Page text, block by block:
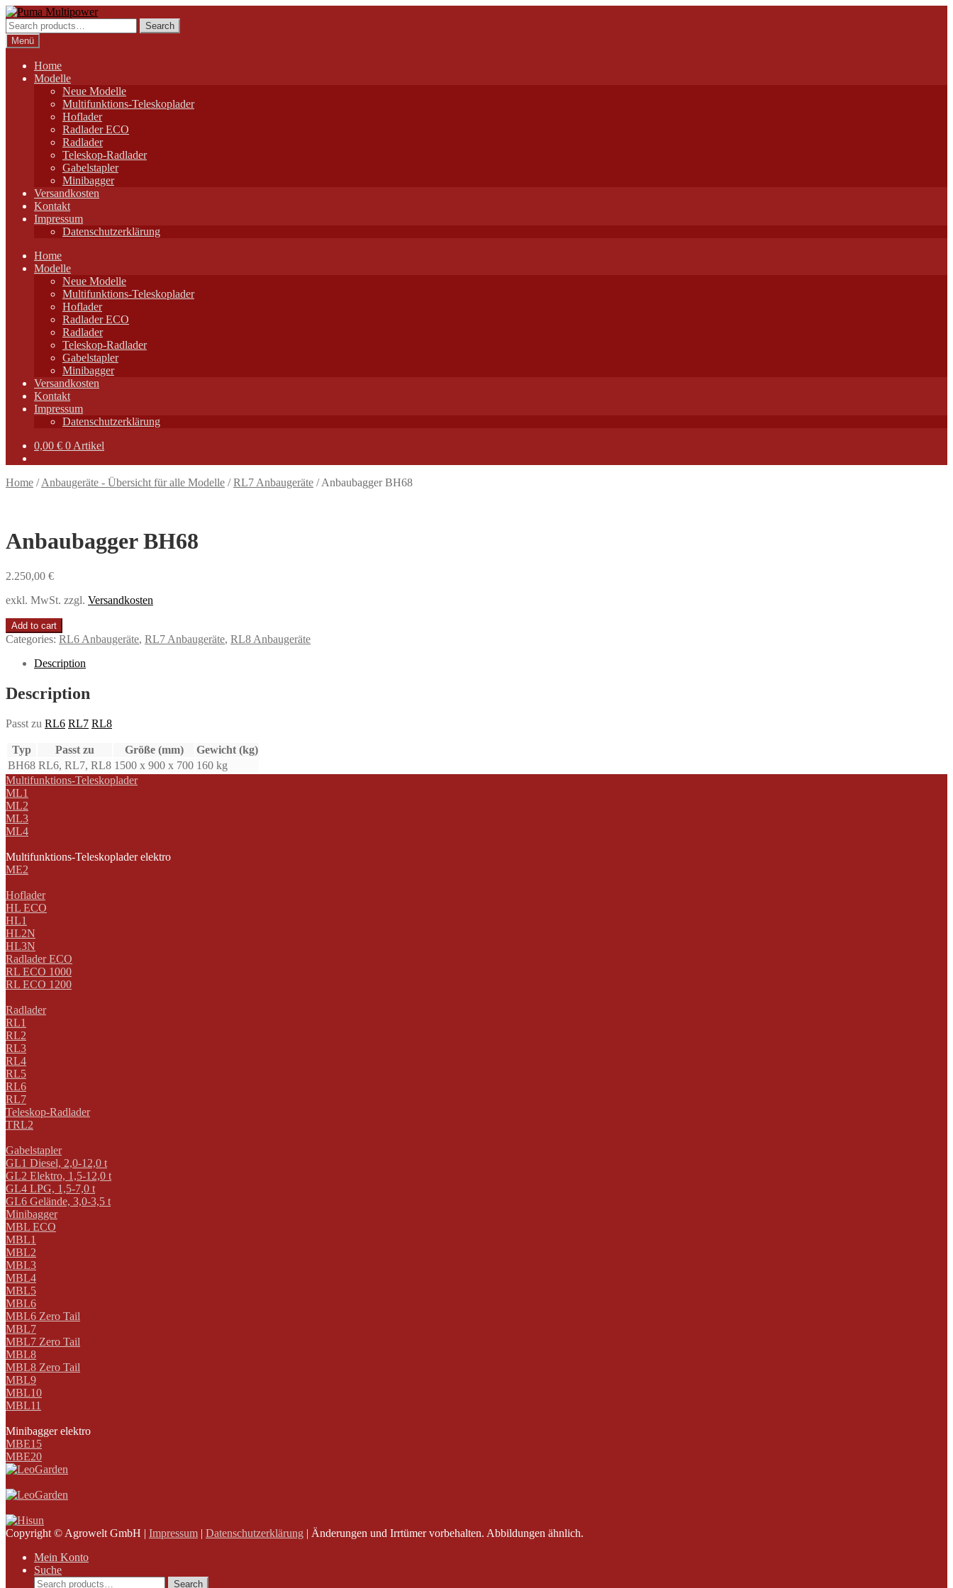
Zur
Navigation
springen
Zum
Inhalt
springen
Search
for:
Search
Menü
Home
Modelle
Neue Modelle
Multifunktions-Teleskoplader
Hoflader
Radlader ECO
Radlader
Teleskop-Radlader
Gabelstapler
Minibagger
Versandkosten
Kontakt
Impressum
Datenschutzerklärung
Home
Modelle
Neue Modelle
Multifunktions-Teleskoplader
Hoflader
Radlader ECO
Radlader
Teleskop-Radlader
Gabelstapler
Minibagger
Versandkosten
Kontakt
Impressum
Datenschutzerklärung
0,00 € 0 Artikel
Home /Anbaugeräte - Übersicht für alle Modelle /RL7 Anbaugeräte /Anbaubagger BH68
Anbaubagger BH68
2.250,00 €
exkl. MwSt. zzgl. Versandkosten
Add to cart
Categories: RL6 Anbaugeräte, RL7 Anbaugeräte, RL8 Anbaugeräte
Description
Description
Passt zu RL6 RL7 RL8
Typ Passt zu Größe (mm)
Gewicht (kg)
BH68 RL6, RL7, RL8 1500 x 900 x 700 160 kg
Multifunktions-Teleskoplader
ML1
ML2
ML3
ML4
Multifunktions-Teleskoplader elektro
ME2
Hoflader
HL ECO
HL1
HL2N
HL3N
Radlader ECO
RL ECO 1000
RL ECO 1200
Radlader
RL1
RL2
RL3
RL4
RL5
RL6
RL7
Teleskop-Radlader
TRL2
Gabelstapler
GL1 Diesel, 2,0-12,0 t
GL2 Elektro, 1,5-12,0 t
GL4 LPG, 1,5-7,0 t
GL6 Gelände, 3,0-3,5 t
Minibagger
MBL ECO
MBL1
MBL2
MBL3
MBL4
MBL5
MBL6
MBL6 Zero Tail
MBL7
MBL7 Zero Tail
MBL8
MBL8 Zero Tail
MBL9
MBL10
MBL11
Minibagger elektro
MBE15
MBE20
Copyright © Agrowelt GmbH | Impressum | Datenschutzerklärung | Änderungen und Irrtümer vorbehalten. Abbildungen ähnlich.
Mein Konto
Suche
Search
Search